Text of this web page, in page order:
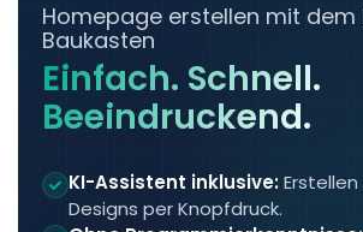
Homepage erstellen mit dem
Baukasten
Einfach. Schnell.
Beeindruckend.
KI-Assistent inklusive:
Designs per Knopfdruck.